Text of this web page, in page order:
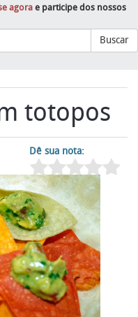
agorae participe dos nossos
Buscar
totopos
Dê sua nota: